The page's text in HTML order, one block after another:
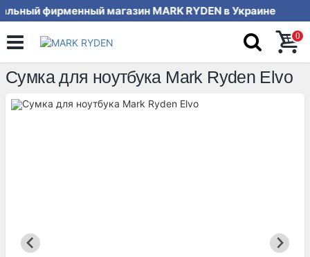
фирменный магазин MARK
0
Сумка для ноутбука Mark Ryden Elvo